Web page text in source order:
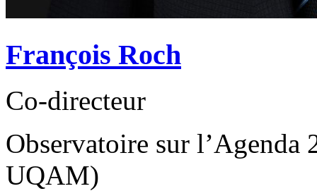
François Roch
Co-directeur
Observatoire sur
UQAM)